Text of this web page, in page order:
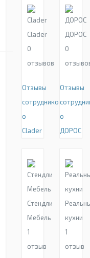
Clader
0
отзывов
Отзывы
сотрудников
о
Clader
ДОРОС
0
Отзывы
о
ДОРОС
Стендли
Мебель
1
отзыв
кухни
1
отзыв